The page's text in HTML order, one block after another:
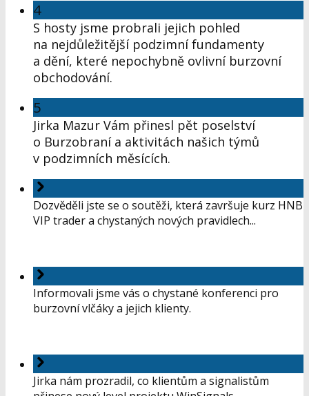
4
S hosty jsme probrali jejich pohled
na nejdůležitější podzimní fundamenty
a dění, které nepochybně ovlivní burzovní
obchodování.
5
Jirka Mazur Vám přinesl pět poselství
o Burzobraní a aktivitách našich týmů
v podzimních měsících.
Dozvěděli jste se o soutěži, která završuje kurz HNB
VIP trader a chystaných nových pravidlech...
Informovali jsme vás o chystané konferenci pro
burzovní vlčáky a jejich klienty.
Jirka nám prozradil, co klientům a signalistům